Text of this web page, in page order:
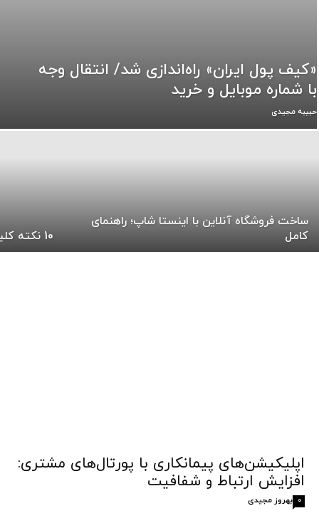
«کیف پول ایران» راه‌اندازی شد/ انتقال وجه
با شماره موبایل و خرید
حبیبه مجیدی
ساخت فروشگاه آنلاین با اینستا شاپ؛ راهنمای
کامل
10 نکته کلیدی کنترل پروژه با ام اس پی MSP
اپلیکیشن‌های پیمانکاری با پورتال‌های مشتری:
افزایش ارتباط و شفافیت
بهروز مجیدی 0